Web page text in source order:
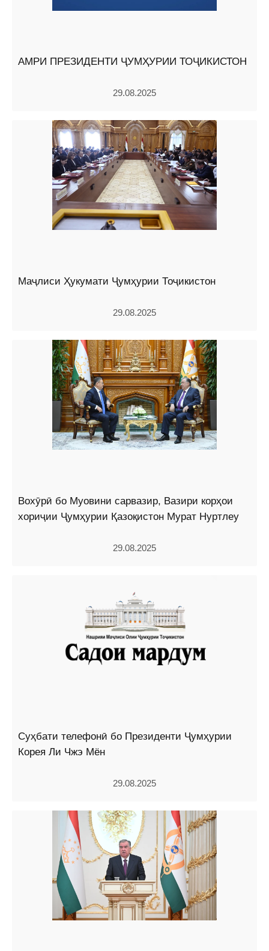
АМРИ ПРЕЗИДЕНТИ ҶУМҲУРИИ ТОҶИКИСТОН
29.08.2025
Маҷлиси Ҳукумати Ҷумҳурии Тоҷикистон
29.08.2025
Вохӯрӣ бо Муовини сарвазир, Вазири корҳои
хориҷии Ҷумҳурии Қазоқистон Мурат Нуртлеу
29.08.2025
Суҳбати телефонӣ бо Президенти Ҷумҳурии
Корея Ли Чжэ Мён
29.08.2025